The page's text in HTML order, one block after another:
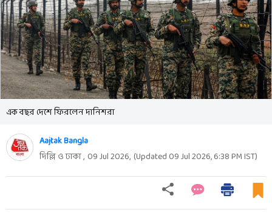
এক বছর দেশে ফিরলেন দানিশরা
Aajtak Bangla
দিল্লি ও ঢাকা , 09 Jul 2026, (Updated 09 Jul 2026, 6:38 PMIST)